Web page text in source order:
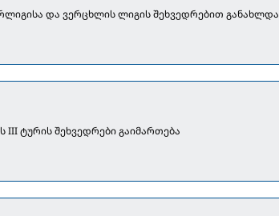
და ვერცხლის ლიგის შეხვედრებით განახლდა
III ტურის შეხვედრები გაიმართება